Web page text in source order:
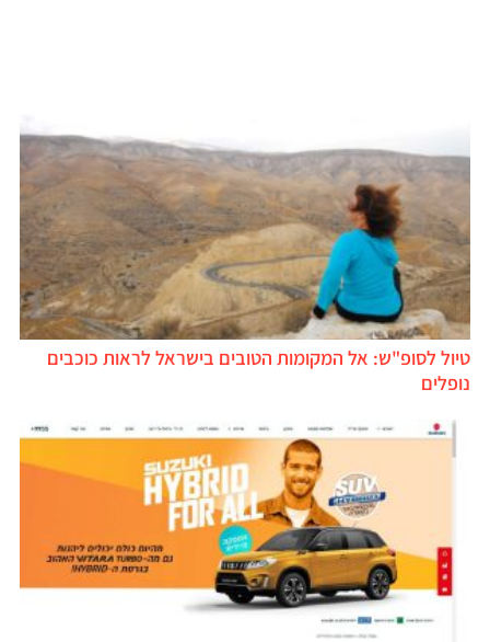
טיול לסופ"ש: אל המקומות הטובים בישראל לראות כוכבים
נופלים